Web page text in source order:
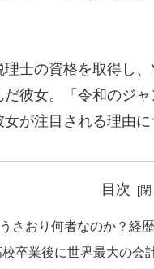
士の資格を取得し
彼女。「令和のジ
が注目される理由に
目次
さおり何者なのか？経
卒業後に世界最大の会